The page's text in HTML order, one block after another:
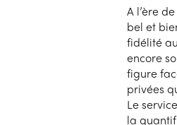
A l’ère
bel et
fidélité
encore
figure
privées
Le
la